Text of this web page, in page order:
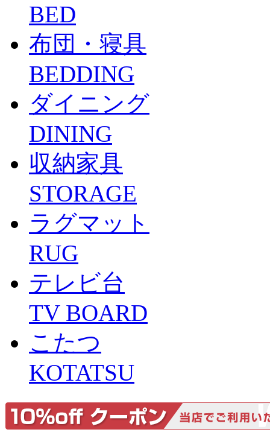
BED
布団・寝具
BEDDING
ダイニング
DINING
収納家具
STORAGE
ラグマット
RUG
テレビ台
TV BOARD
こたつ
KOTATSU